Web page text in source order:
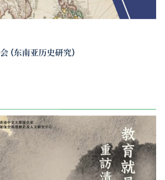
(东南亚历史研究)